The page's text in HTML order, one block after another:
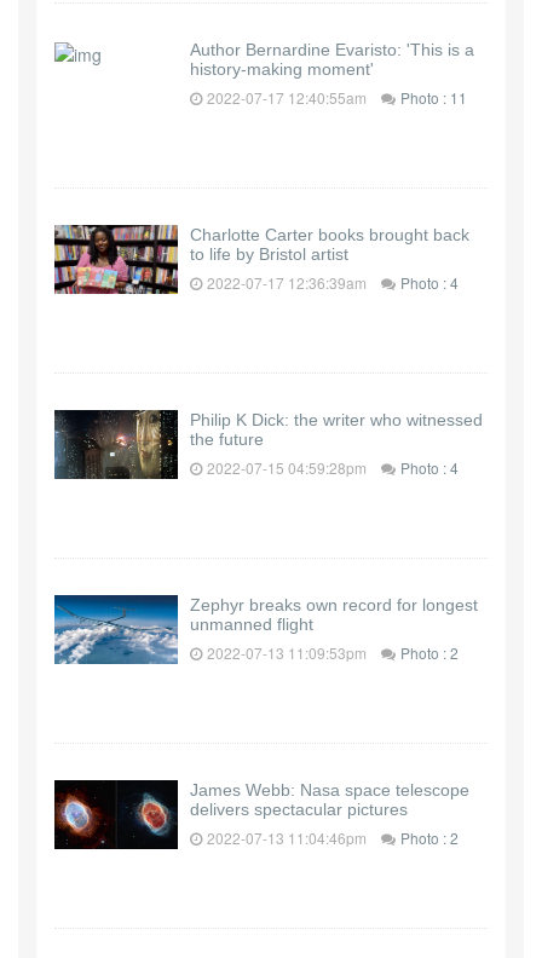
Author Bernardine Evaristo: 'This is a
history-making moment'
2022-07-17 12:40:55am Photo : 11
Charlotte Carter books brought back
to life by Bristol artist
2022-07-17 12:36:39am Photo : 4
Philip K Dick: the writer who witnessed
the future
2022-07-15 04:59:28pm Photo : 4
Zephyr breaks own record for longest
unmanned flight
2022-07-13 11:09:53pm Photo : 2
James Webb: Nasa space telescope
delivers spectacular pictures
2022-07-13 11:04:46pm Photo : 2